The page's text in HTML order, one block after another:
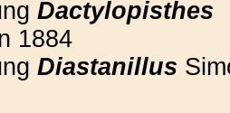
Dactylopisthes
1884
Diastanillus